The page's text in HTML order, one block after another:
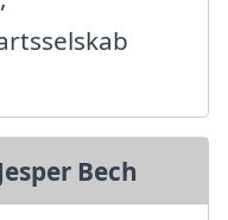
Bech